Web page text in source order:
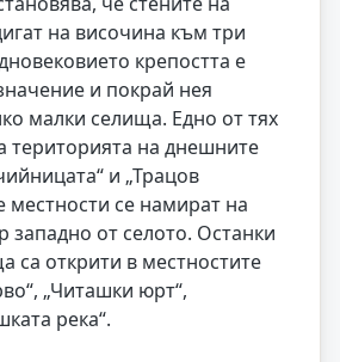
на височина към три
крепостта е
и покрай нея
малки селища. Едно от тях
територията на днешните
и „Трацов
местности се намират на
западно от селото. Останки
са открити в местностите
„Читашки юрт“,
река“.